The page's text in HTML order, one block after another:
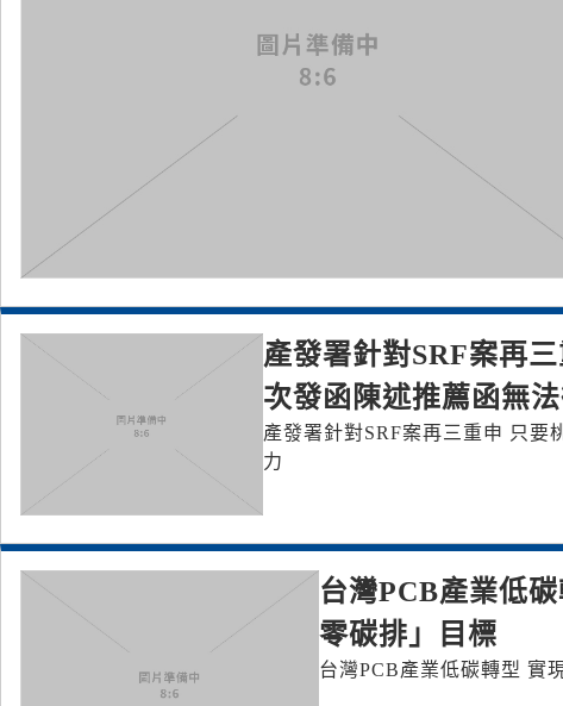
產發署針對SRF案再
次發函陳述推薦函無
產發署針對SRF案再三重申 只要
力
台灣PCB產業低
零碳排」目標
台灣PCB產業低碳轉型 實